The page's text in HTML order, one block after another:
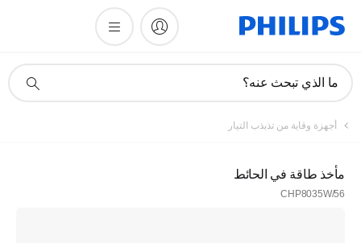
دعم
ما الذي تبحث عنه؟
أجهزة وقاية من تذبذب التيار
مأخذ طاقة في الحائط
CHP8035W/56